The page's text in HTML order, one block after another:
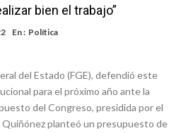
bien el trabajo”
En : Política
del Estado (FGE), defendió este
para el próximo año ante la
del Congreso, presidida por el
planteó un presupuesto de